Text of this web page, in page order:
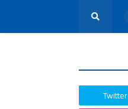
Twitter